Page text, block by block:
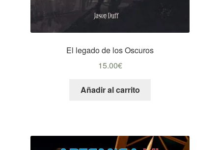
El legado de los Oscuros
15.00€
Añadir al carrito